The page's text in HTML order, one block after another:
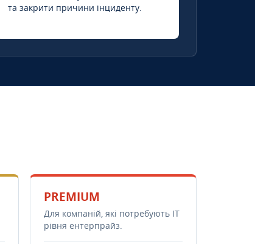
та закрити причини інциденту.
PREMIUM
Для компаній, які потребують ІТ
рівня ентерпрайз.